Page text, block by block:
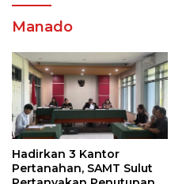
Manado
Hadirkan 3 Kantor
Pertanahan, SAMT Sulut